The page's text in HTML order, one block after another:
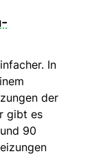
In
der
gibt es
90